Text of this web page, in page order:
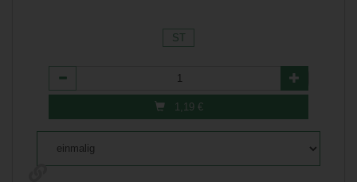
ST
Anzahl
1,19 €